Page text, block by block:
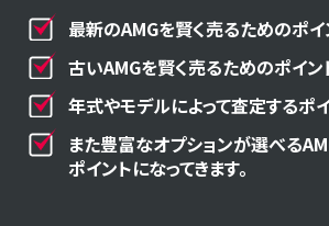
最新のAMGを賢く売るためのポイ
古いAMGを賢く売るためのポイン
年式やモデルによって査定するポ
また豊富なオプションが選べる
ポイントになってきます。